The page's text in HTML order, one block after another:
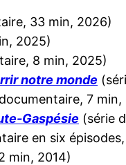
33 min, 2026)
2025)
8 min, 2025)
notre monde
7 min,
Gaspésie (série
en six
min, 2014)